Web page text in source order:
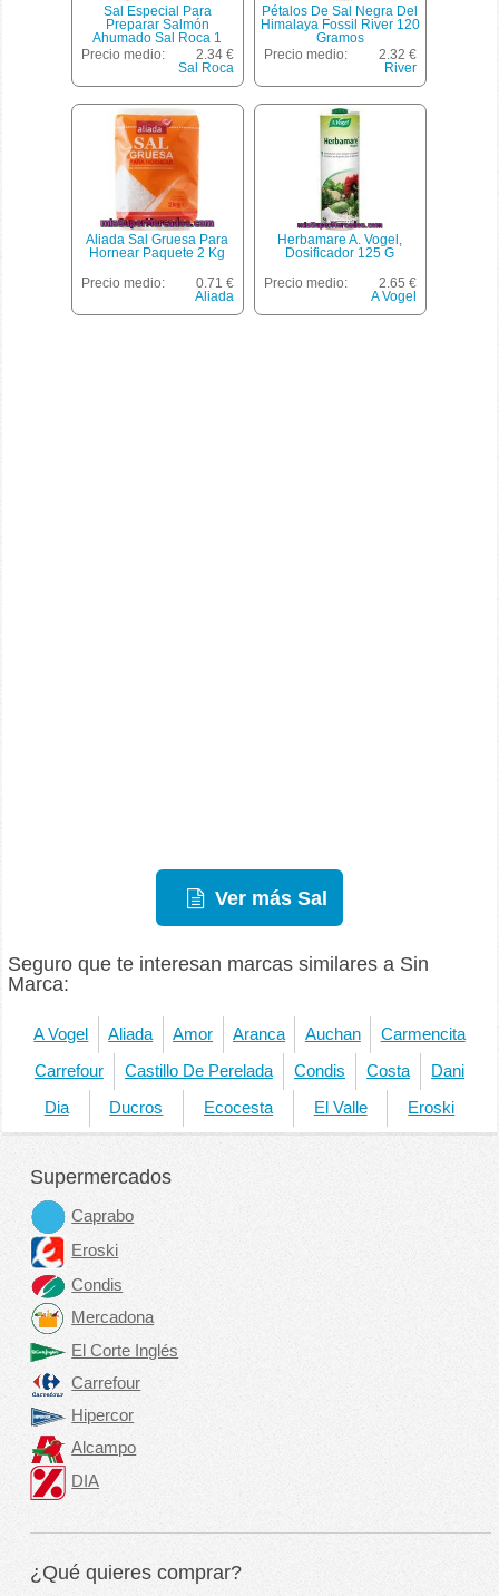
Sal Especial Para
Preparar Salmón
Ahumado Sal Roca 1
Kilogramo
Precio medio:
2.34 €
Sal Roca
Pétalos De Sal Negra Del
Himalaya Fossil River 120
Gramos
Precio medio:
2.32 €
River
Aliada Sal Gruesa Para
Hornear Paquete 2 Kg
Precio medio:
0.71 €
Aliada
Herbamare A. Vogel,
Dosificador 125 G
Precio medio:
2.65 €
A Vogel
Ver más Sal
Seguro que te interesan marcas similares a Sin
Marca:
A Vogel Aliada Amor Aranca Auchan Carmencita
Carrefour Castillo De Perelada Condis Costa Dani
Dia Ducros Ecocesta El Valle Eroski
Supermercados
Caprabo
Eroski
Condis
Mercadona
El Corte Inglés
Carrefour
Hipercor
Alcampo
DIA
¿Qué quieres comprar?